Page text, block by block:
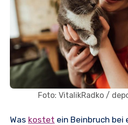
Foto: VitalikRadko /
Was kostet ein Beinbruch bei